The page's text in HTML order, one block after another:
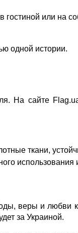
или на
одной истории.
На сайте
ткани,
использования
веры и любви
за Украиной.